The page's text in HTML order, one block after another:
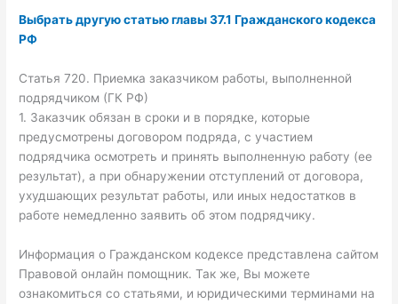
Выбрать другую статью главы 37.1 Гражданского кодекса
РФ
Статья 720. Приемка заказчиком работы, выполненной
подрядчиком (ГК РФ)
1. Заказчик обязан в сроки и в порядке, которые
предусмотрены договором подряда, с участием
подрядчика осмотреть и принять выполненную работу (ее
результат), а при обнаружении отступлений от договора,
ухудшающих результат работы, или иных недостатков в
работе немедленно заявить об этом подрядчику.
Информация о Гражданском кодексе представлена сайтом
Правовой онлайн помощник. Так же, Вы можете
ознакомиться со статьями, и юридическими терминами на